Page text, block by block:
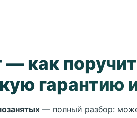
как
гарантию
— полный разбор: